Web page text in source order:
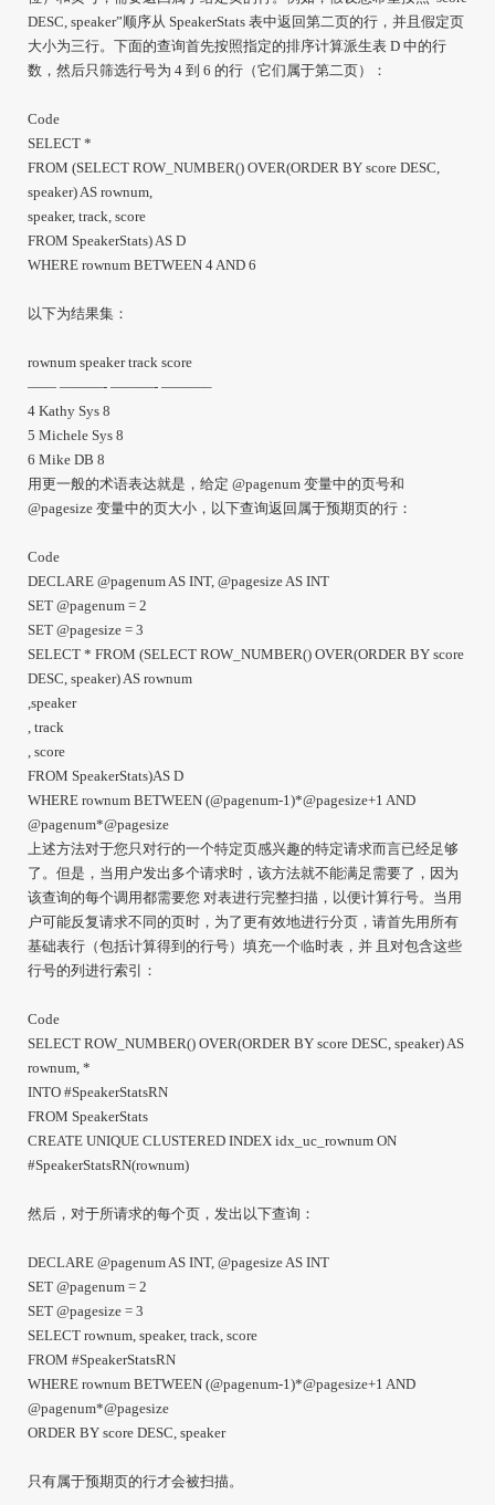
DESC, speaker”顺序从 SpeakerStats 表中返回第二页的行，并且假定页
大小为三行。下面的查询首先按照指定的排序计算派生表 D 中的行
数，然后只筛选行号为 4 到 6 的行（它们属于第二页）：
Code
SELECT *
FROM (SELECT ROW_NUMBER() OVER(ORDER BY score DESC,
speaker) AS rownum,
speaker, track, score
FROM SpeakerStats) AS D
WHERE rownum BETWEEN 4 AND 6
以下为结果集：
rownum speaker track score
—— ———- ———- ———–
4 Kathy Sys 8
5 Michele Sys 8
6 Mike DB 8
用更一般的术语表达就是，给定 @pagenum 变量中的页号和
@pagesize 变量中的页大小，以下查询返回属于预期页的行：
Code
DECLARE @pagenum AS INT, @pagesize AS INT
SET @pagenum = 2
SET @pagesize = 3
SELECT * FROM (SELECT ROW_NUMBER() OVER(ORDER BY score
DESC, speaker) AS rownum
,speaker
, track
, score
FROM SpeakerStats)AS D
WHERE rownum BETWEEN (@pagenum-1)*@pagesize+1 AND
@pagenum*@pagesize
上述方法对于您只对行的一个特定页感兴趣的特定请求而言已经足够
了。但是，当用户发出多个请求时，该方法就不能满足需要了，因为
该查询的每个调用都需要您 对表进行完整扫描，以便计算行号。当用
户可能反复请求不同的页时，为了更有效地进行分页，请首先用所有
基础表行（包括计算得到的行号）填充一个临时表，并 且对包含这些
行号的列进行索引：
Code
SELECT ROW_NUMBER() OVER(ORDER BY score DESC, speaker) AS
rownum, *
INTO #SpeakerStatsRN
FROM SpeakerStats
CREATE UNIQUE CLUSTERED INDEX idx_uc_rownum ON
#SpeakerStatsRN(rownum)
然后，对于所请求的每个页，发出以下查询：
DECLARE @pagenum AS INT, @pagesize AS INT
SET @pagenum = 2
SET @pagesize = 3
SELECT rownum, speaker, track, score
FROM #SpeakerStatsRN
WHERE rownum BETWEEN (@pagenum-1)*@pagesize+1 AND
@pagenum*@pagesize
ORDER BY score DESC, speaker
只有属于预期页的行才会被扫描。